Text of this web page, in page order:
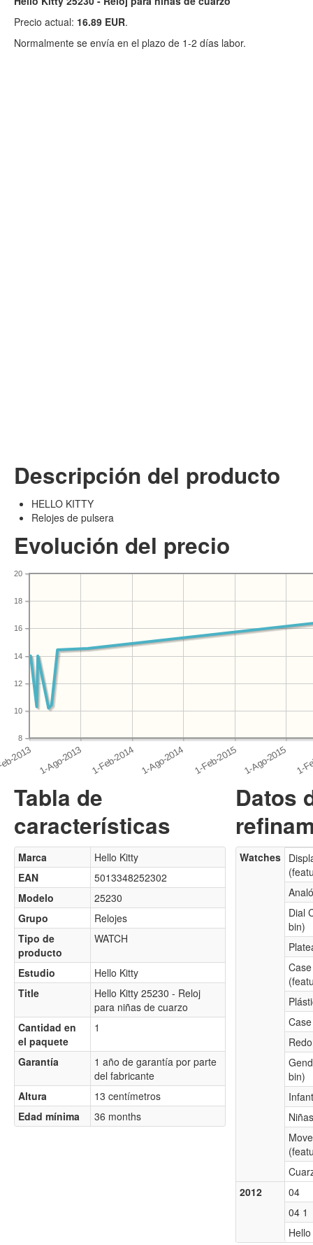
Precio actual: 16.89 EUR.
Normalmente se envía en el plazo de 1-2 días labor.
Descripción del producto
HELLO KITTY
Relojes de pulsera
Evolución del precio
8
10
12
14
16
18
20
Tabla de
características
Marca
Hello Kitty
EAN
5013348252302
Modelo
25230
Grupo
Relojes
Tipo de
producto
WATCH
Estudio
Hello Kitty
Title
Hello Kitty 25230 - Reloj
para niñas de cuarzo
Cantidad en
el paquete
1
Garantía
1 año de garantía por parte
del fabricante
Altura
13 centímetros
Edad mínima
36 months
Datos
Watches
Dial
bin)
bin)
Niñas
2012
04
04 1